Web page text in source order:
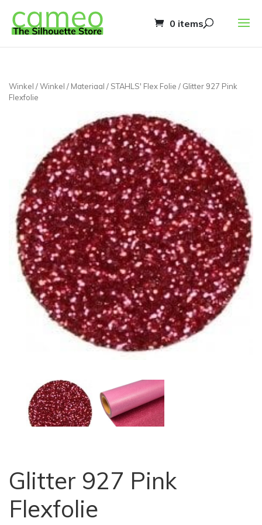
0 items
Winkel /Winkel / Materiaal / STAHLS' Flex Folie / Glitter 927 Pink
Flexfolie
Glitter 927 Pink
Flexfolie